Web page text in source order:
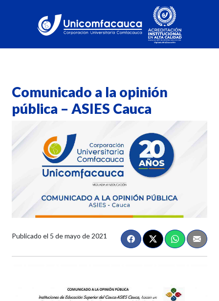
Comunicado a la opinión
pública – ASIES Cauca
Publicado el 5 de mayo de 2021